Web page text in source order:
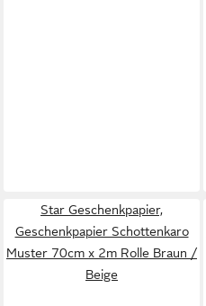
Star Geschenkpapier,
Geschenkpapier Schottenkaro
Muster 70cm x 2m Rolle Braun /
Beige